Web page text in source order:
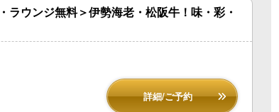
ウンジ無料＞伊勢海老・松阪牛！味・彩・
詳細/ご予約